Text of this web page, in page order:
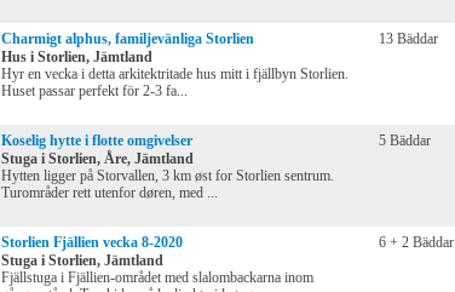
Charmigt alphus, familjevänliga Storlien
Hus i Storlien, Jämtland
Hyr en vecka i detta arkitektritade hus mitt i fjällbyn Storlien.
Huset passar perfekt för 2-3 fa...
13 Bäddar
Koselig hytte i flotte omgivelser
Stuga i Storlien, Åre, Jämtland
Hytten ligger på Storvallen, 3 km øst for Storlien sentrum.
Turområder rett utenfor døren, med ...
5 Bäddar
Storlien Fjällien vecka 8-2020
Stuga i Storlien, Jämtland
Fjällstuga i Fjällien-området med slalombackarna inom
6 + 2 Bäddar